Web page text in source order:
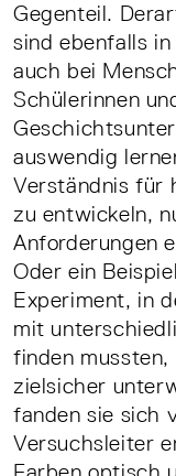
Gegenteil.
sind ebenfalls
auch bei
Schülerinnen
auswendig
Verständnis für
zu entwickeln,
Anforderungen
Oder ein
Experiment, in
mit
finden mussten,
zielsicher
fanden sie sich
Versuchsleiter